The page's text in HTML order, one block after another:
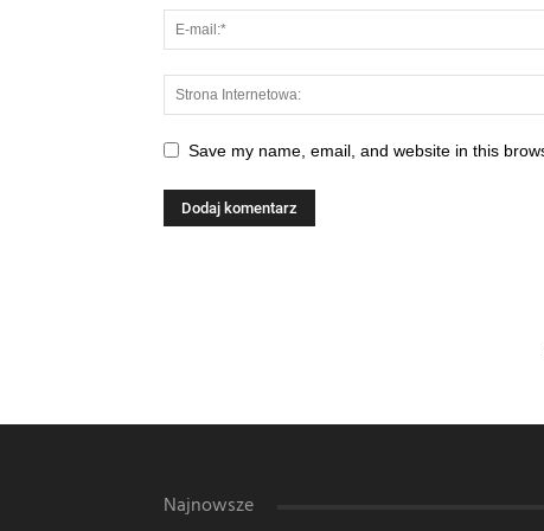
Save my name, email, and website in this
Najnowsze